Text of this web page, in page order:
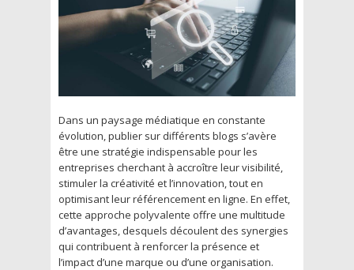
Dans un paysage médiatique en constante
évolution, publier sur différents blogs s’avère
être une stratégie indispensable pour les
entreprises cherchant à accroître leur visibilité,
stimuler la créativité et l’innovation, tout en
optimisant leur référencement en ligne. En effet,
cette approche polyvalente offre une multitude
d’avantages, desquels découlent des synergies
qui contribuent à renforcer la présence et
l’impact d’une marque ou d’une organisation.